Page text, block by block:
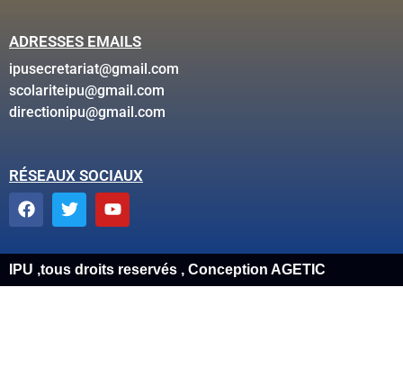
ADRESSES EMAILS
ipusecretariat@gmail.com
scolariteipu@gmail.com
directionipu@gmail.com
RÉSEAUX SOCIAUX
IPU ,tous droits reservés , Conception AGETIC